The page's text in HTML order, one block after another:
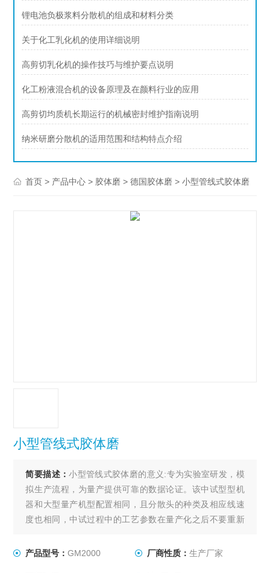
锂电池负极浆料分散机的组成和材料分类
关于化工乳化机的使用详细说明
高剪切乳化机的操作技巧与维护要点说明
化工粉液混合机的设备原理及在颜料行业的应用
高剪切均质机长期运行的机械密封维护指南说明
纳米研磨分散机的适用范围和结构特点介绍
首页 > 产品中心 > 胶体磨 >德国胶体磨> 小型管线式胶体磨
小型管线式胶体磨
简要描述：小型管线式胶体磨的意义:专为实验室研发，模
拟生产流程，为量产提供可靠的数据论证。该中试型型机
器和大型量产机型配置相同，且分散头的种类及相应线速
度也相同，中试过程中的工艺参数在量产化之后不要重新
以进行一批实验，如果需要打循环的话，500ML就可以循
产品型号：GM2000 厂商性质： 生产厂家